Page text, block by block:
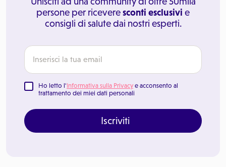
persone per riceveresconti esclusivi e
consigli di salute dai nostri esperti.
Ho letto l'Informativa sulla Privacy e acconsento al
trattamento dei miei dati personali
Iscriviti